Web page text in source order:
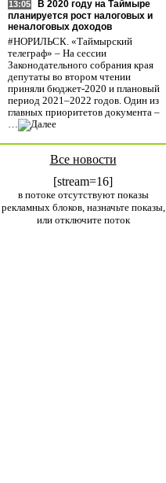
13:05
В 2020 году на Таймыре
планируется рост налоговых и
неналоговых доходов
#НОРИЛЬСК. «Таймырский
телеграф» – На сессии
Законодательного собрания края
депутаты во втором чтении
приняли бюджет-2020 и плановый
период 2021–2022 годов. Один из
главных приоритетов документа –
…
Все новости
[stream=16]
в потоке отсутствуют показы
рекламных блоков, назначьте показы,
или отключите поток